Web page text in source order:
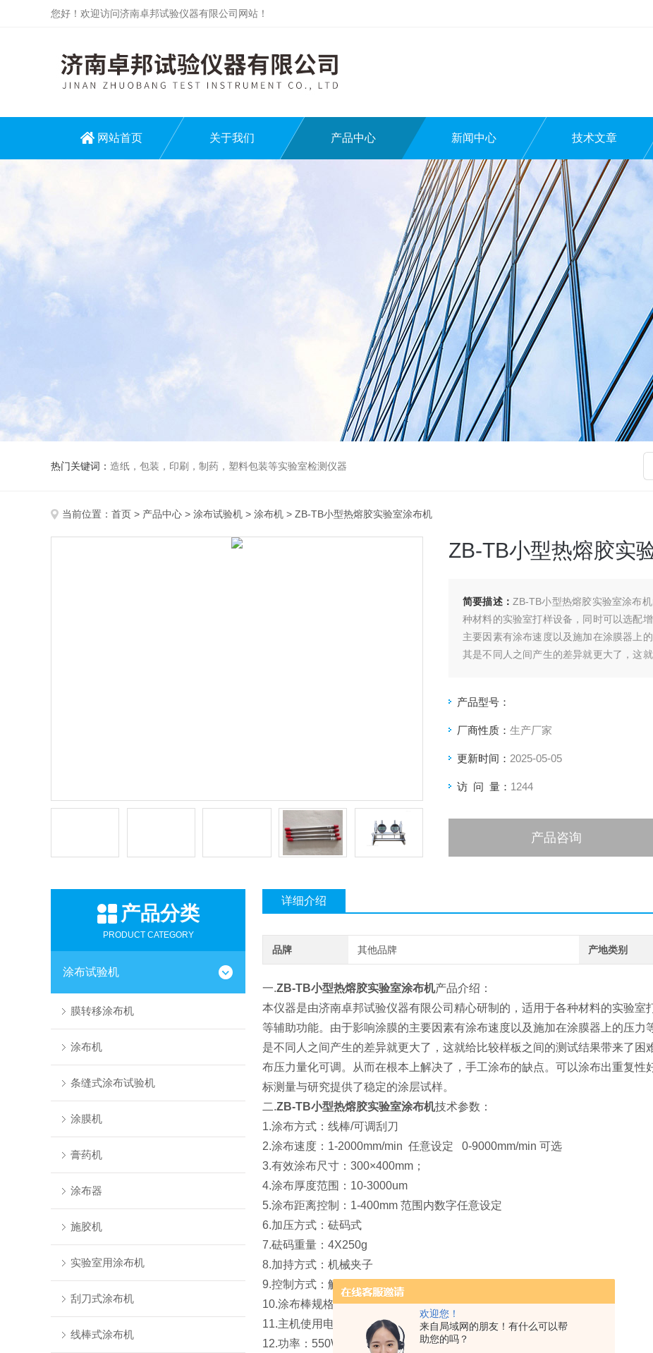
欢迎您！
来自局域网的朋友！有什么可以帮
助您的吗？
您好！欢迎访问济南卓邦试验仪器有限公司网站！
网站首页 关于我们 产品中心 新闻中心 技术文章
热门关键词： 造纸，包装，印刷，制药，塑料包装等实验室检测仪器
当前位置： 首页 > 产品中心 > 涂布试验机 > 涂布机 > ZB-TB小型热熔胶实验室涂布机
ZB-TB小型热熔胶实
简要描述： ZB-TB小型热熔胶实验室涂布
种材料的实验室打样设备，同时可以选配
主要因素有涂布速度以及施加在涂膜器上
其是不同人之间产生的差异就更大了，这
产品型号：
厂商性质： 生产厂家
更新时间： 2025-05-05
访 问 量： 1244
产品咨询
产品分类
PRODUCT CATEGORY
涂布试验机
膜转移涂布机
涂布机
条缝式涂布试验机
涂膜机
膏药机
涂布器
施胶机
实验室用涂布机
刮刀式涂布机
线棒式涂布机
详细介绍
品牌 其他品牌 产地类别
一.ZB-TB小型热熔胶实验室涂布机产品介绍：
本仪器是由济南卓邦试验仪器有限公司精心研制的，适用于各种材料的实验
等辅助功能。由于影响涂膜的主要因素有涂布速度以及施加在涂膜器上的压
是不同人之间产生的差异就更大了，这就给比较样板之间的测试结果带来了
布压力量化可调。从而在根本上解决了，手工涂布的缺点。可以涂布出重复
标测量与研究提供了稳定的涂层试样。
二.ZB-TB小型热熔胶实验室涂布机技术参数：
1.涂布方式：线棒/可调刮刀
2.涂布速度：1-2000mm/min 任意设定
0-9000mm/min 可选
3.有效涂布尺寸： 300×400mm ；
4.涂布厚度范围： 10-3000um
5.涂布距离控制： 1-400mm 范围内数字任意设定
6.加压方式：砝码式
7.砝码重量：4X250g
8.加持方式：机械夹子
9.控制方式：触摸屏
10.涂布棒规格：1.5-200微米之间任意选配 （任意选配1根）
11.主机使用电源：220V/50Hz
12.功率：550W